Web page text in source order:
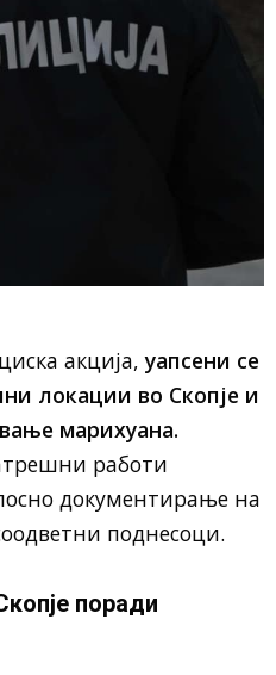
акција,уапсени се
локации во Скопје и
марихуана.
работи
документирање на
поднесоци.
поради